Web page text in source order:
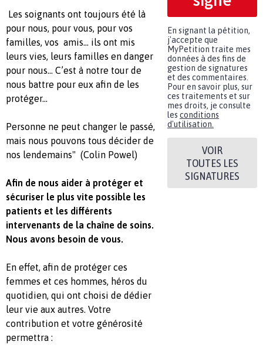
Les soignants ont toujours été là
pour nous, pour vous, pour vos
familles, vos amis… ils ont mis
leurs vies, leurs familles en danger
pour nous… C’est à notre tour de
nous battre pour eux afin de les
protéger…
Personne ne peut changer le passé,
mais nous pouvons tous décider de
nos lendemains" (Colin Powel)
Afin de nous aider à protéger et
sécuriser le plus vite possible les
patients et les différents
intervenants de la chaîne de soins.
Nous avons besoin de vous.
En effet, afin de protéger ces
femmes et ces hommes, héros du
quotidien, qui ont choisi de dédier
leur vie aux autres. Votre
contribution et votre générosité
permettra :
En signant la pétition,
j'accepte que
MyPetition traite mes
données à des fins de
gestion de signatures
et des commentaires.
Pour en savoir plus, sur
ces traitements et sur
mes droits, je consulte
les conditions
d'utilisation.
VOIR
TOUTES LES
SIGNATURES